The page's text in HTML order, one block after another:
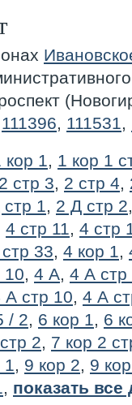
111396, 111531,
кор 1, 1 кор 1
2 стр 3, 2 стр 4,
1, 2 Д стр 2
4 стр 11, 4 стр
33, 4 кор 1,
10, 4 А, 4 А стр
А стр 10, 4 А
/ 2, 6 кор 1, 6
2, 7 кор 2
1, 9 кор 2, 9
, показать все